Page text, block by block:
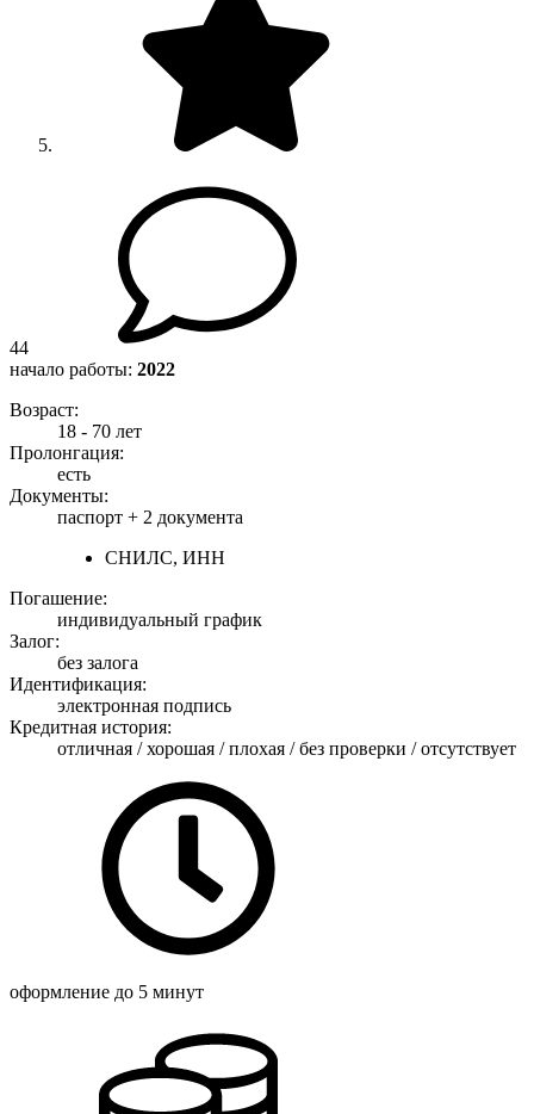
44
начало работы: 2022
Возраст:
18 - 70 лет
Пролонгация:
есть
Документы:
паспорт + 2 документа
СНИЛС, ИНН
Погашение:
индивидуальный график
Залог:
без залога
Идентификация:
электронная подпись
Кредитная история:
отличная / хорошая / плохая / без проверки / отсутствует
оформление до 5 минут